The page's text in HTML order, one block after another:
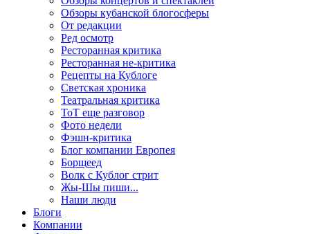
Обзоры кубанской блогосферы
От редакции
Ред осмотр
Ресторанная критика
Ресторанная не-критика
Рецепты на Кублоге
Светская хроника
Театральная критика
ТоТ еще разговор
Фото недели
Фэшн-критика
Блог компании Европея
Борщеед
Волк с Кублог стрит
Жы-Шы пиши...
Наши люди
Блоги
Компании